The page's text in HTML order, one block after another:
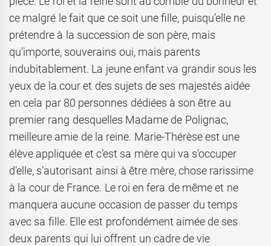
ce malgré le fait que ce soit une fille, puisqu’elle ne
prétendre à la succession de son père, mais
qu’importe, souverains oui, mais parents
indubitablement. La jeune enfant va grandir sous les
yeux de la cour et des sujets de ses majestés aidée
en cela par 80 personnes dédiées à son être au
premier rang desquelles Madame de Polignac,
meilleure amie de la reine. Marie-Thérèse est une
élève appliquée et c’est sa mère qui va s’occuper
d’elle, s’autorisant ainsi à être mère, chose rarissime
à la cour de France. Le roi en fera de même et ne
manquera aucune occasion de passer du temps
avec sa fille. Elle est profondément aimée de ses
deux parents qui lui offrent un cadre de vie